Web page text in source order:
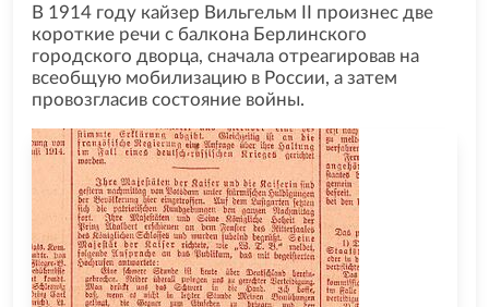
В 1914 году кайзер Вильгельм II произнес две
короткие речи с балкона Берлинского
городского дворца, сначала отреагировав на
всеобщую мобилизацию в России, а затем
провозгласив состояние войны.